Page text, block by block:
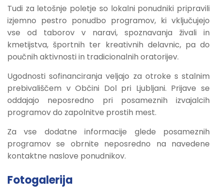
Tudi za letošnje poletje so lokalni ponudniki pripravili
izjemno pestro ponudbo programov, ki vključujejo
vse od taborov v naravi, spoznavanja živali in
kmetijstva, športnih ter kreativnih delavnic, pa do
poučnih aktivnosti in tradicionalnih oratorijev.
Ugodnosti sofinanciranja veljajo za otroke s stalnim
prebivališčem v Občini Dol pri Ljubljani. Prijave se
oddajajo neposredno pri posameznih izvajalcih
programov do zapolnitve prostih mest.
Za vse dodatne informacije glede posameznih
programov se obrnite neposredno na navedene
kontaktne naslove ponudnikov.
Fotogalerija